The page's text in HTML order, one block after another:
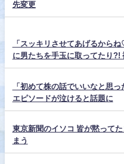
先変更
「スッキリさせてあげるから
に男たちを手玉に取ってたり
「初めて株の話でいいなと思
エピソードが泣けると話題に
東京新聞のイソコ 皆が黙って
まう